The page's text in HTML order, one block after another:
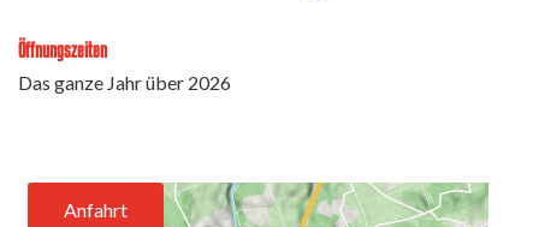
Öffnungszeiten
Das ganze Jahr über 2026
Anfahrt